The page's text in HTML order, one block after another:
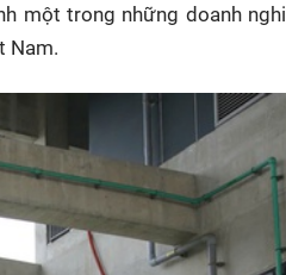
một trong những doanh
Nam.